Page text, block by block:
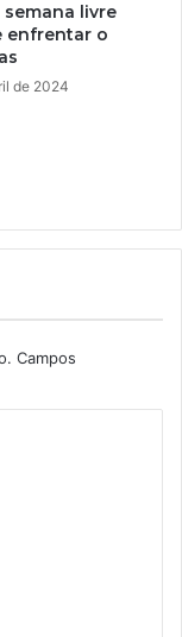
semana livre
enfrentar o
de 2024
Campos